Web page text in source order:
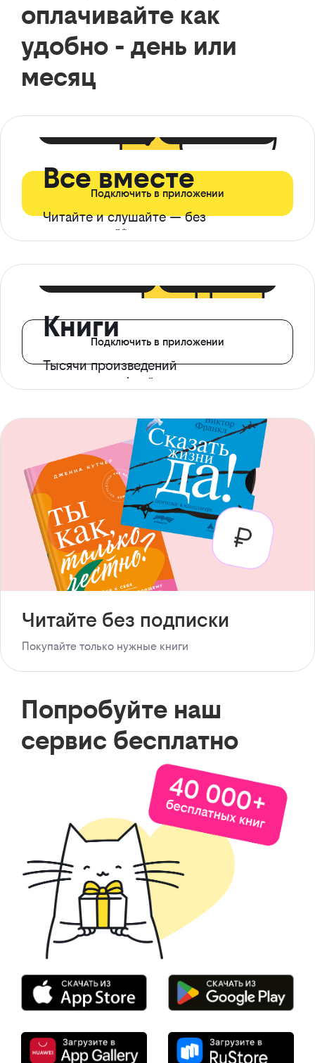
оплачивайте как
удобно - день или
месяц
Все вместе
Читайте и слушайте — без
ограничений*
Подключить в приложении
Книги
Тысячи произведений
с доступом офлайн
Подключить в приложении
Читайте без подписки
Покупайте только нужные книги
Попробуйте наш
сервис бесплатно